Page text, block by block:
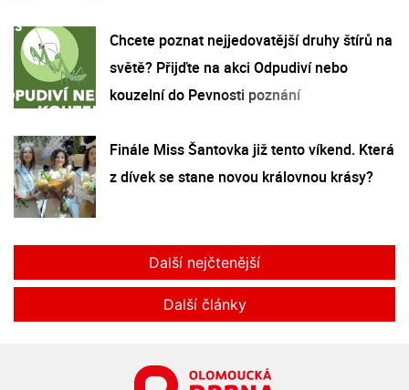
Chcete poznat nejjedovatější druhy štírů na
světě? Přijďte na akci Odpudiví nebo
kouzelní do Pevnosti poznání
Finále Miss Šantovka již tento víkend. Která
z dívek se stane novou královnou krásy?
Další nejčtenější
Další články